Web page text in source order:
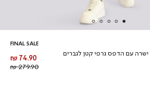
עם הדפס גרפי קטן לגברים
FINAL SALE
מחיר
מוצר
74.90 ₪
279.90 ₪